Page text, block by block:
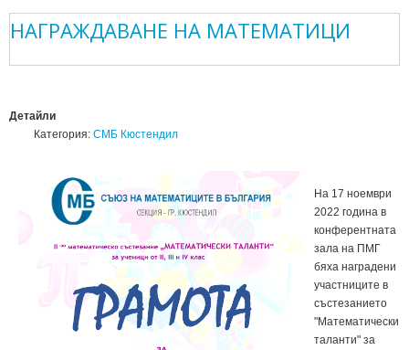
НАГРАЖДАВАНЕ НА МАТЕМАТИЦИ
Детайли
Категория: СМБ Кюстендил
На 17 ноември
2022 година в
конферентната
зала на ПМГ
бяха наградени
участниците в
състезанието
"Математически
таланти" за